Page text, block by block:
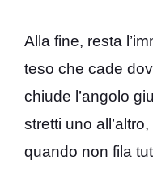
Alla fine, resta
teso che cade
chiude l’angolo
stretti uno
quando non fila